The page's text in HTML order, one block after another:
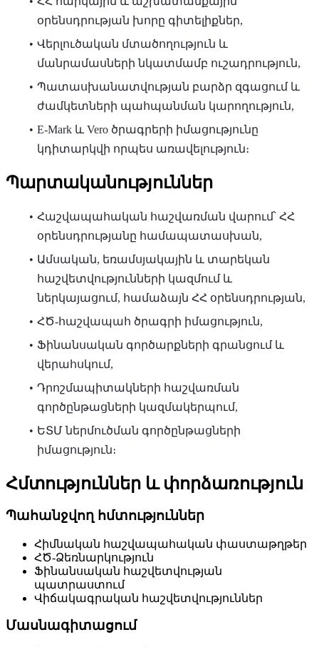
օրենսդրության խորը գիտելիքներ,
Վերլուծական մտածողություն և
մանրամասների նկատմամբ ուշադրություն,
Պատասխանատվության բարձր զգացում և
ժամկետների պահպանման կարողություն,
E-Mark և Vero ծրագրերի իմացությունը
կդիտարկվի որպես առավելություն։
Պարտականություններ
Հաշվապահական հաշվառման վարում՝ ՀՀ
օրենսդրությանը համապատասխան,
Ամսական, եռամսյակային և տարեկան
հաշվետվությունների կազմում և
ներկայացում, համաձայն ՀՀ օրենսդրության,
ՀԾ-հաշվապահ ծրագրի իմացություն,
Ֆինանսական գործարքների գրանցում և
վերահսկում,
Դրոշմապիտակների հաշվառման
գործընթացների կազմակերպում,
ԵՏՄ ներմուծման գործընթացների
իմացություն։
Հմտություններ և փորձառություն
Պահանջվող հմտություններ
Հիմնական հաշվապահական փաստաթղթեր
ՀԾ-Ձեռնարկություն
Ֆինանսական հաշվետվության
պատրաստում
Վիճակագրական հաշվետվություններ
Մասնագիտացում